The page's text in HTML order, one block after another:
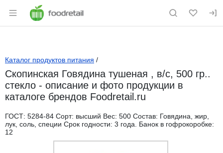
Раздел навигации по сайту
Каталог продуктов питания /
Скопинская Говядина тушеная , в/с, 500 гр..
стекло - описание и фото продукции в
каталоге брендов Foodretail.ru
ГОСТ: 5284-84 Сорт: высший Вес: 500 Состав: Говядина, жир,
лук, соль, специи Срок годности: 3 года. Банок в гофрокоробке:
12